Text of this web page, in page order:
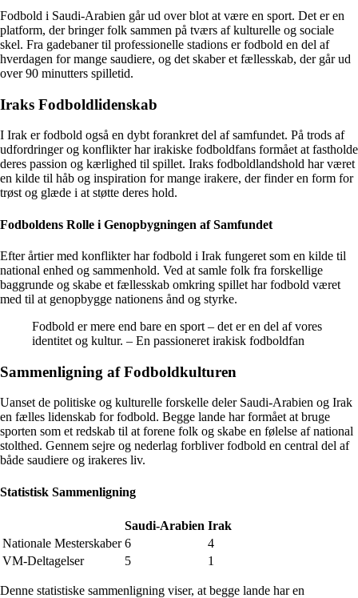
Fodbold i Saudi-Arabien går ud over blot at være en sport. Det er en
platform, der bringer folk sammen på tværs af kulturelle og sociale
skel. Fra gadebaner til professionelle stadions er fodbold en del af
hverdagen for mange saudiere, og det skaber et fællesskab, der går ud
over 90 minutters spilletid.
Iraks Fodboldlidenskab
I Irak er fodbold også en dybt forankret del af samfundet. På trods af
udfordringer og konflikter har irakiske fodboldfans formået at fastholde
deres passion og kærlighed til spillet. Iraks fodboldlandshold har været
en kilde til håb og inspiration for mange irakere, der finder en form for
trøst og glæde i at støtte deres hold.
Fodboldens Rolle i Genopbygningen af Samfundet
Efter årtier med konflikter har fodbold i Irak fungeret som en kilde til
national enhed og sammenhold. Ved at samle folk fra forskellige
baggrunde og skabe et fællesskab omkring spillet har fodbold været
med til at genopbygge nationens ånd og styrke.
Fodbold er mere end bare en sport – det er en del af vores
identitet og kultur. – En passioneret irakisk fodboldfan
Sammenligning af Fodboldkulturen
Uanset de politiske og kulturelle forskelle deler Saudi-Arabien og Irak
en fælles lidenskab for fodbold. Begge lande har formået at bruge
sporten som et redskab til at forene folk og skabe en følelse af national
stolthed. Gennem sejre og nederlag forbliver fodbold en central del af
både saudiere og irakeres liv.
Statistisk Sammenligning
Saudi-Arabien Irak
Nationale Mesterskaber 6
4
VM-Deltagelser
5 1
Denne statistiske sammenligning viser, at begge lande har en